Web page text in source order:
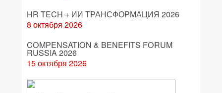
HR TECH + ИИ ТРАНСФОРМАЦИЯ 2026
8 октября 2026
COMPENSATION & BENEFITS FORUM
RUSSIA 2026
15 октября 2026